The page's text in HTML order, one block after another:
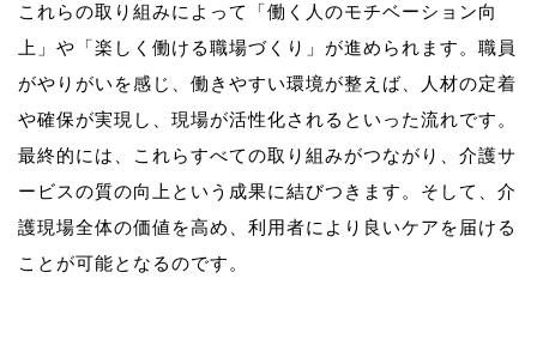
これらの取り組みによって「働く人のモチベーション向
上」や「楽しく働ける職場づくり」が進められます。職員
がやりがいを感じ、働きやすい環境が整えば、人材の定着
や確保が実現し、現場が活性化されるといった流れです。
最終的には、これらすべての取り組みがつながり、介護サ
ービスの質の向上という成果に結びつきます。そして、介
護現場全体の価値を高め、利用者により良いケアを届ける